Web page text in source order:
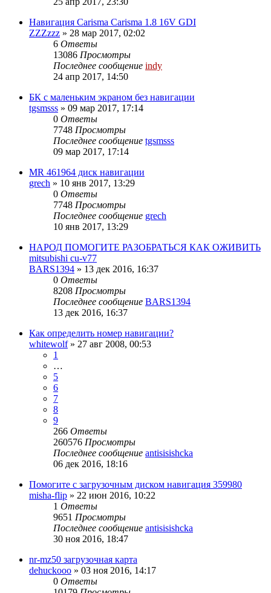
Навигация Carisma Carisma 1.8 16V GDI
ZZZzzz » 28 мар 2017, 02:02
6 Ответы
13086 Просмотры
Последнее сообщение indy
24 апр 2017, 14:50
БК с маленьким экраном без навигации
tgsmsss » 09 мар 2017, 17:14
0 Ответы
7748 Просмотры
Последнее сообщение tgsmsss
09 мар 2017, 17:14
MR 461964 диск навигации
grech » 10 янв 2017, 13:29
0 Ответы
7748 Просмотры
Последнее сообщение grech
10 янв 2017, 13:29
НАРОД ПОМОГИТЕ РАЗОБРАТЬСЯ КАК ОЖИВИТЬ
mitsubishi cu-v77
BARS1394 » 13 дек 2016, 16:37
0 Ответы
8208 Просмотры
Последнее сообщение BARS1394
13 дек 2016, 16:37
Как определить номер навигации?
whitewolf» 27 авг 2008, 00:53
1
…
5
6
7
8
9
266 Ответы
260576 Просмотры
Последнее сообщение antisisishcka
06 дек 2016, 18:16
Помогите с загрузочным диском навигация 359980
misha-flip » 22 июн 2016, 10:22
1 Ответы
9651 Просмотры
Последнее сообщение antisisishcka
30 ноя 2016, 18:47
nr-mz50 загрузочная карта
dehuckooo » 03 ноя 2016, 14:17
0 Ответы